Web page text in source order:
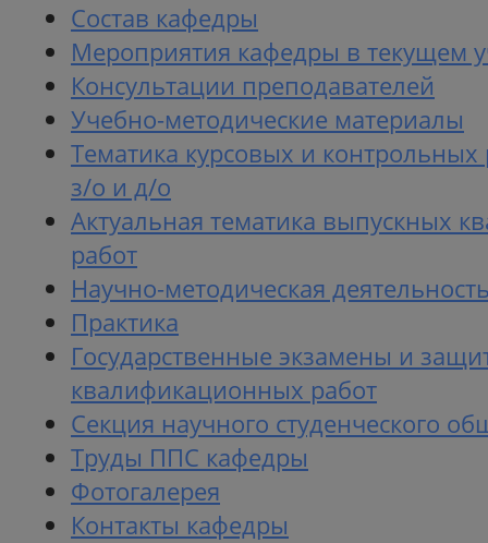
Состав кафедры
Мероприятия кафедры в текущем
Консультации преподавателей
Учебно-методические материалы
Тематика курсовых и контрольных
з/о и д/о
Актуальная тематика выпускных
работ
Научно-методическая
Практика
Государственные экзамены и
квалификационных работ
Секция научного студенческого
Труды ППС кафедры
Фотогалерея
Контакты кафедры